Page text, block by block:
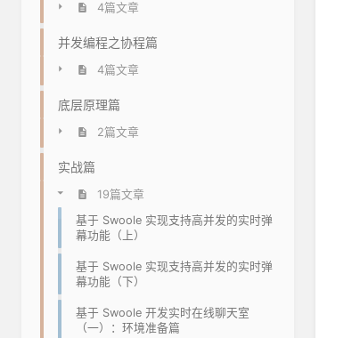
4篇文章
并发编程之协程篇
4篇文章
底层原理篇
2篇文章
实战篇
19篇文章
基于 Swoole 实现支持高并发的实时弹
幕功能（上）
基于 Swoole 实现支持高并发的实时弹
幕功能（下）
基于 Swoole 开发实时在线聊天室
（一）：环境准备篇